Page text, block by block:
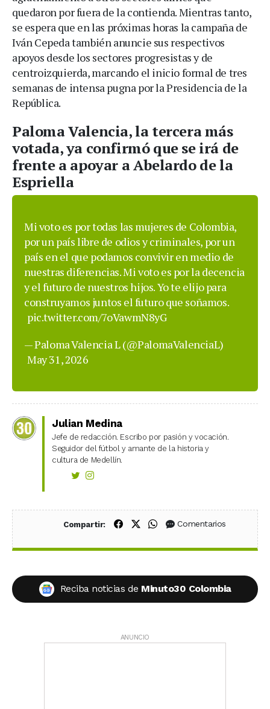
quedaron por fuera de la contienda. Mientras tanto,
se espera que en las próximas horas la campaña de
Iván Cepeda también anuncie sus respectivos
apoyos desde los sectores progresistas y de
centroizquierda, marcando el inicio formal de tres
semanas de intensa pugna por la Presidencia de la
República.
Paloma Valencia, la tercera más
votada, ya confirmó que se irá de
frente a apoyar a Abelardo de la
Espriella
Mi voto es por todas las mujeres de Colombia,
por un país libre de odios y criminales, por un
país en el que podamos convivir en medio de
nuestras diferencias. Mi voto es por la decencia
y el futuro de nuestros hijos. Yo te elijo para
construyamos juntos el futuro que soñamos.
pic.twitter.com/7oVawmN8yG
— Paloma Valencia L (@PalomaValenciaL)
May 31, 2026
Julian Medina
Jefe de redacción. Escribo por pasión y vocación.
Seguidor del fútbol y amante de la historia y
cultura de Medellín.
Compartir: Compartir en Facebook
Compartir en X (Twitter)
Compartir en WhatsApp
Comentarios
Reciba noticias de Minuto30 Colombia
ANUNCIO